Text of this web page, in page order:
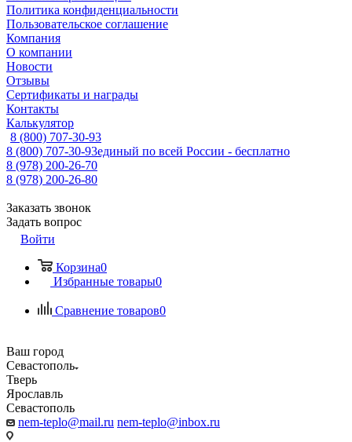
Политика конфиденциальности
Пользовательское соглашение
Компания
О компании
Новости
Отзывы
Сертификаты и награды
Контакты
Калькулятор
8 (800) 707-30-93
8 (800) 707-30-93единый по всей России - бесплатно
8 (978) 200-26-70
8 (978) 200-26-80
Заказать звонок
Задать вопрос
Войти
Корзина0
Избранные товары0
Сравнение товаров0
Ваш город
Севастополь
Тверь
Ярославль
Севастополь
nem-teplo@mail.ru nem-teplo@inbox.ru